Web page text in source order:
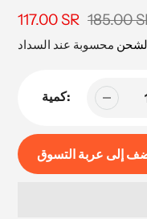
سعر
البيع
117.00 SR
السعر 185.00
كمية:
إلى عربة التسوق